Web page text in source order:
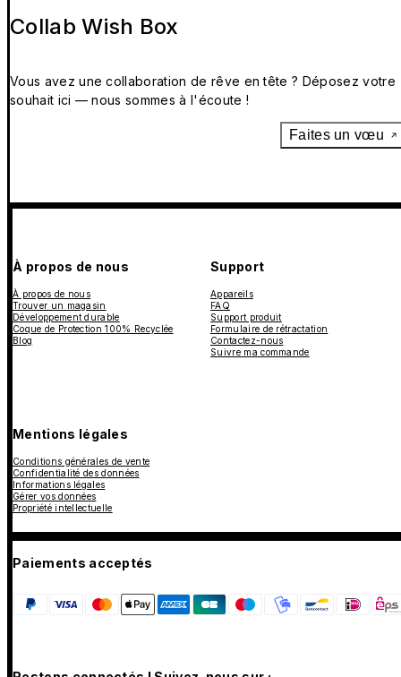
Collab Wish Box
Vous avez une collaboration de rêve en tête ? Déposez votre
souhait ici — nous sommes à l'écoute !
Faites un vœu
À propos de nous
À propos de nous
Trouver un magasin
Développement durable
Coque de Protection 100% Recyclée
Blog
Support
Appareils
FAQ
Support produit
Formulaire de rétractation
Contactez-nous
Suivre ma commande
Mentions légales
Conditions générales de vente
Confidentialité des données
Informations légales
Gérer vos données
Propriété intellectuelle
Paiements acceptés